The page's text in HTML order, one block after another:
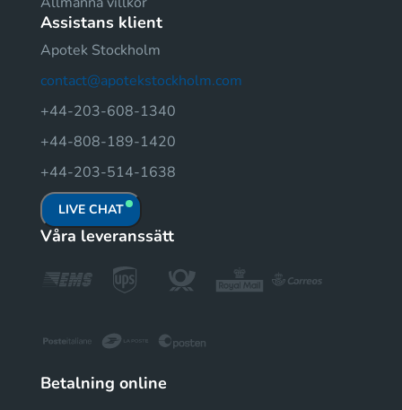
Assistans klient
Apotek Stockholm
contact@apotekstockholm.com
+44-203-608-1340
+44-808-189-1420
+44-203-514-1638
LIVE CHAT
Våra leveranssätt
Betalning online